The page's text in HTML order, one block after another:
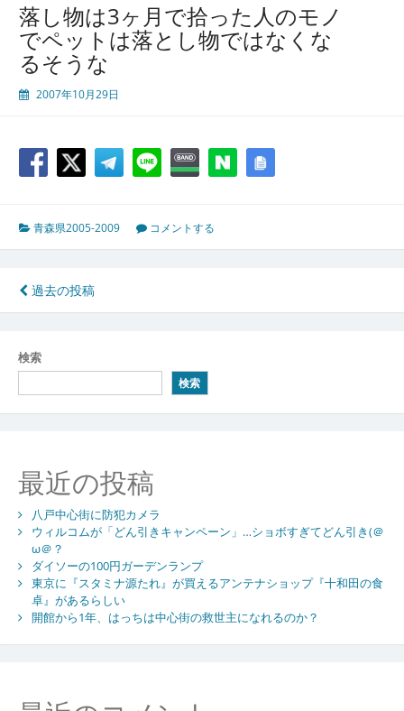
落し物は3ヶ月で拾った人のモノ
でペットは落とし物ではなくな
るそうな
2007年10月29日
青森県2005-2009 コメントする
投
稿
ナ
ビ
ゲ
シ
ョ
ン
過去の投稿
検索
検索
最近の投稿
八戸中心街に防犯カメラ
ウィルコムが「どん引きキャンペーン」…ショボすぎてどん引き(＠
ω＠？
ダイソーの100円ガーデンランプ
東京に『スタミナ源たれ』が買えるアンテナショップ『十和田の食
卓』があるらしい
開館から1年、はっちは中心街の救世主になれるのか？